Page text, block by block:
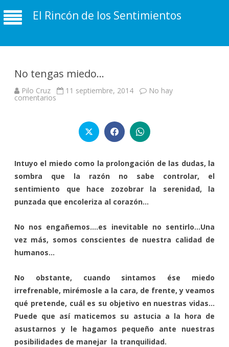
El Rincón de los Sentimientos
No tengas miedo…
Pilo Cruz 11 septiembre, 2014 No hay
comentariosen
Intuyo el miedo como la prolongación de las dudas, la
sombra que la razón no sabe controlar, el
sentimiento que hace zozobrar la serenidad, la
punzada que encoleriza al corazón…
No nos engañemos….es inevitable no sentirlo…Una
vez más, somos conscientes de nuestra calidad de
humanos…
No obstante, cuando sintamos ése miedo
irrefrenable, mirémosle a la cara, de frente, y veamos
qué pretende, cuál es su objetivo en nuestras vidas…
Puede que así maticemos su astucia a la hora de
asustarnos y le hagamos pequeño ante nuestras
posibilidades de manejar la tranquilidad.